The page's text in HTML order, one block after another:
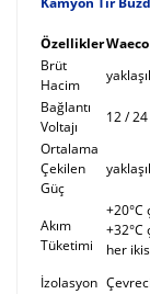
Özellikler
Brüt
Hacim
Bağlantı
Voltajı
12 /
Ortalama
Çekilen
Güç
Akım
Tüketimi
+20°C
+32°C
her
İzolasyon